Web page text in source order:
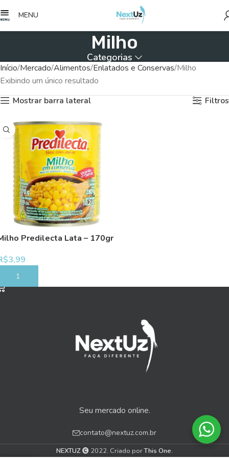
MENU
Milho
Categorias
Início Mercado Alimentos Enlatados e Conservas Milho
Exibindo um único resultado
Mostrar barra lateral
Filtros
Predilecta Lata – 170gr
3,99
COMPRAR
Seu mercado online.
contato@nextuz.com.br
NEXTUZ 2022. Criado porThis One.